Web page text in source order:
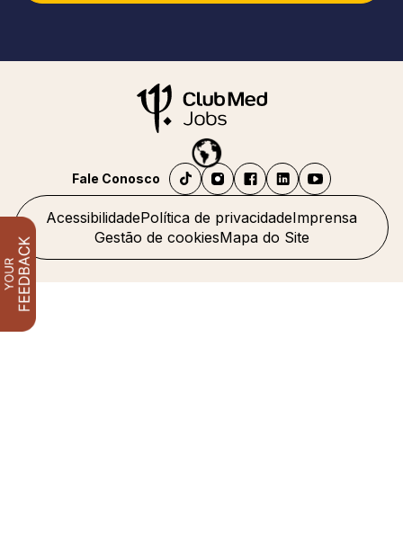
AcessibilidadePolítica de privacidadeImprensa
Gestão de cookiesMapa do Site
Fale Conosco